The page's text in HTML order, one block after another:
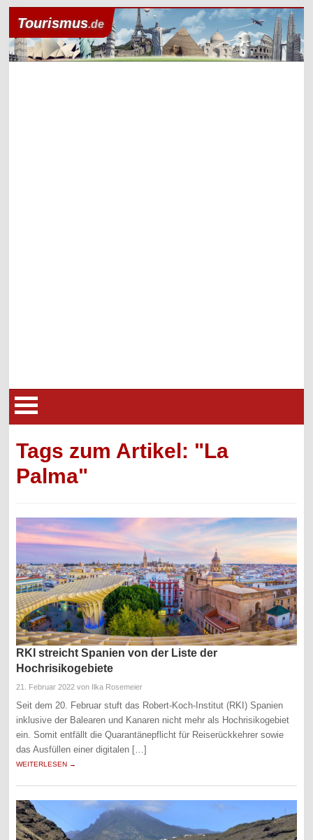
Tourismus.de
Tags zum Artikel: "La
Palma"
RKI streicht Spanien von der Liste der
Hochrisikogebiete
21. Februar 2022 von Ilka Rosemeier
Seit dem 20. Februar stuft das Robert-Koch-Institut (RKI) Spanien
inklusive der Balearen und Kanaren nicht mehr als Hochrisikogebiet
ein. Somit entfällt die Quarantänepflicht für Reiserückkehrer sowie
das Ausfüllen einer digitalen […]
WEITERLESEN →